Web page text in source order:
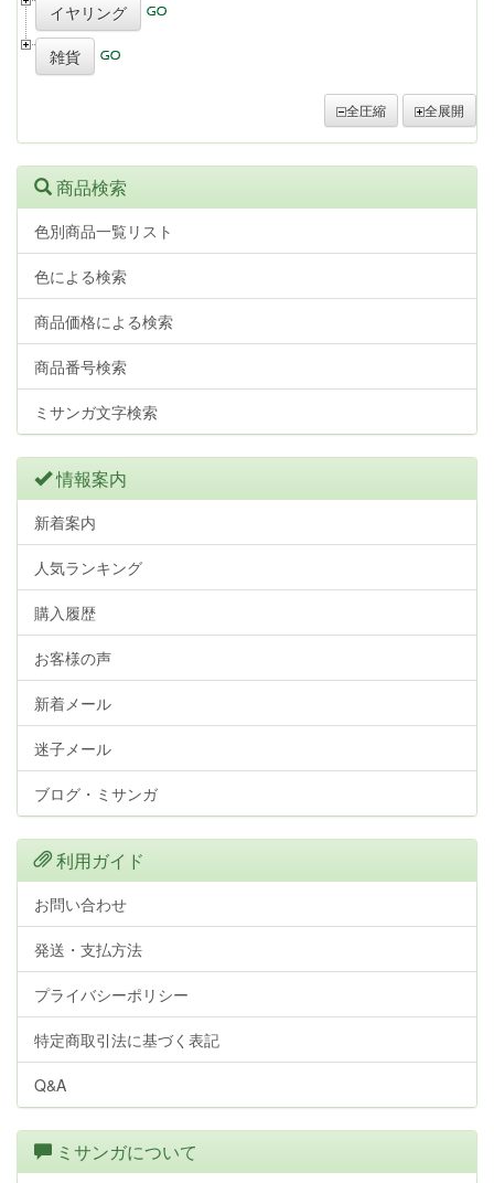
イヤリング
雑貨
全圧縮 全展開
商品検索
色別商品一覧リスト
色による検索
商品価格による検索
商品番号検索
ミサンガ文字検索
情報案内
新着案内
人気ランキング
購入履歴
お客様の声
新着メール
迷子メール
ブログ・ミサンガ
利用ガイド
お問い合わせ
発送・支払方法
プライバシーポリシー
特定商取引法に基づく表記
Q&A
ミサンガについて